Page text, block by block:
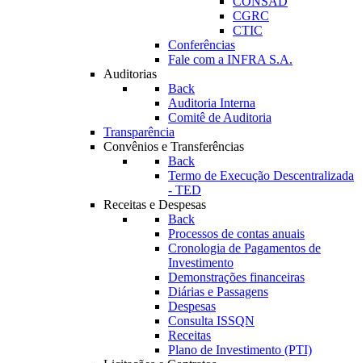
CGRC
CTIC
Conferências
Fale com a INFRA S.A.
Auditorias
Back
Auditoria Interna
Comitê de Auditoria
Transparência
Convênios e Transferências
Back
Termo de Execução Descentralizada
- TED
Receitas e Despesas
Back
Processos de contas anuais
Cronologia de Pagamentos de
Investimento
Demonstrações financeiras
Diárias e Passagens
Despesas
Consulta ISSQN
Receitas
Plano de Investimento (PTI)